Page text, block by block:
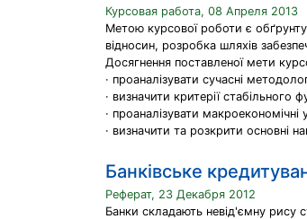
Курсовая работа, 08 Апреля 2013
Метою курсової роботи є
відносин, розробка шляхів
Досягнення поставленої мети
· проаналізувати сучасні
· визначити критерії стабільного
· проаналізувати
· визначити та розкрити основні
Банківське
Реферат, 23 Декабря 2012
Банки складають невід'ємну рису